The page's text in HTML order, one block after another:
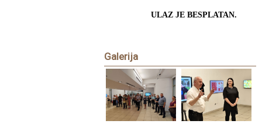
ULAZ JE BESPLATAN.
Galerija